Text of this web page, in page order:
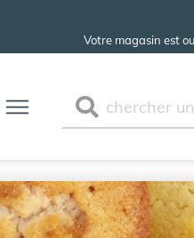
Votre magasin est